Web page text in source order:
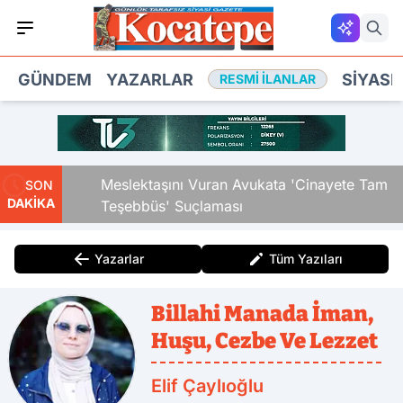
GÜNDEM YAZARLAR RESMI İLANLAR
SON
DAKİKA
Çocuk
Meslektaşını Vuran Avukata 'Cinayete Tam
Teşebbüs' Suçlaması
Yazarlar Tüm Yazıları
Billahi Manada İman,
Huşu, Cezbe Ve Lezzet
Elif Çaylıoğlu